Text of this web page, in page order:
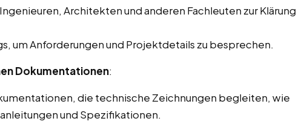
Architekten und anderen Fachleuten zur Klärung
um Anforderungen und Projektdetails zu besprechen.
Dokumentationen:
die technische Zeichnungen begleiten, wie
und Spezifikationen.